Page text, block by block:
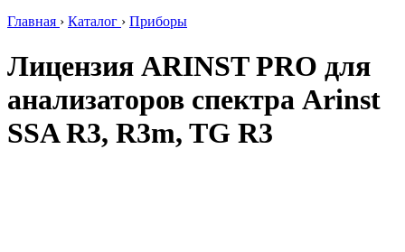
Главная › Каталог › Приборы
Лицензия ARINST PRO для
анализаторов спектра Arinst
SSA R3, R3m, TG R3